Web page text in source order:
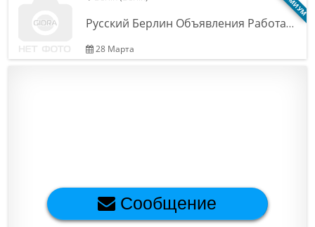
Русский Берлин Объявления Работа…
28 Марта
Сообщение